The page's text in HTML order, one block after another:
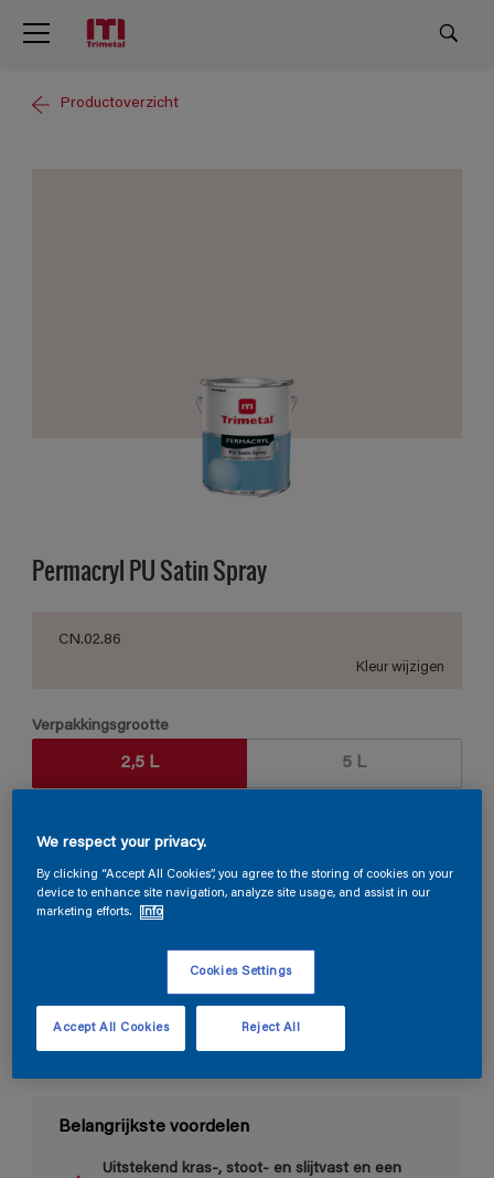
Productoverzicht
Permacryl PU Satin Spray
CN.02.86
Kleur wijzigen
Verpakkingsgrootte
2,5 L 5 L
Bereken
Vind een verkooppunt
Belangrijkste voordelen
Uitstekend kras-, stoot- en slijtvast en een
We respect your privacy.
By clicking “Accept All Cookies”, you agree to the storing of cookies on your
device to enhance site navigation, analyze site usage, and assist in our
marketing efforts.
Info
Cookies Settings
Reject All
Accept All Cookies